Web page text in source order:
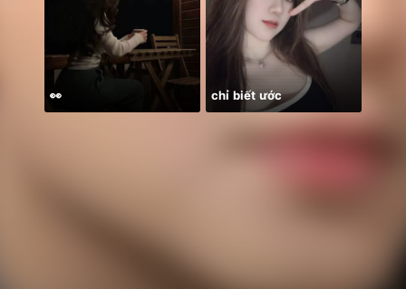
👀 chỉ biết ước